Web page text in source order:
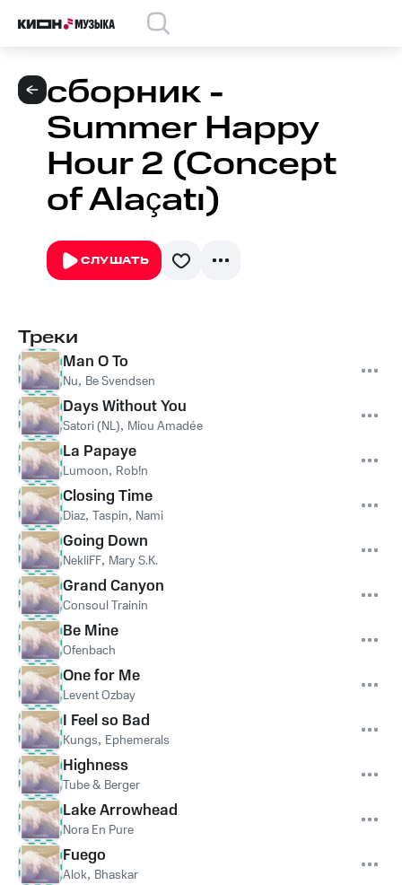
сборник -
Summer Happy
Hour 2 (Concept
of Alaçatı)
СЛУШАТЬ
Треки
Man O To
Nu, Be Svendsen
Days Without You
Satori (NL), Miou Amadée
La Papaye
Lumoon, Rob!n
Closing Time
Diaz, Taspin, Nami
Going Down
NekliFF, Mary S.K.
Grand Canyon
Consoul Trainin
Be Mine
Ofenbach
One for Me
Levent Ozbay
I Feel so Bad
Kungs, Ephemerals
Highness
Tube & Berger
Lake Arrowhead
Nora En Pure
Fuego
Alok, Bhaskar